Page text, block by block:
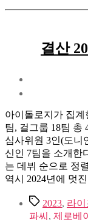
결산
아이돌로지가 집계
팀, 걸그룹 18팀 총
심사위원 3인(도니
신인 7팀을 소개한
는 데뷔 순으로 정
역시 2024년에 멋
Tags2023, 라이
파씨 , 제로베